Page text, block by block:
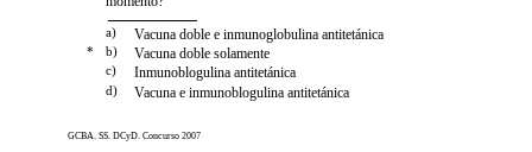
a) Vacuna doble e inmunoglobulina antitetánica
* b) Vacuna doble solamente
c) Inmunoblogulina antitetánica
d) Vacuna e inmunoblogulina antitetánica
GCBA. SS. DCyD. Concurso 2007